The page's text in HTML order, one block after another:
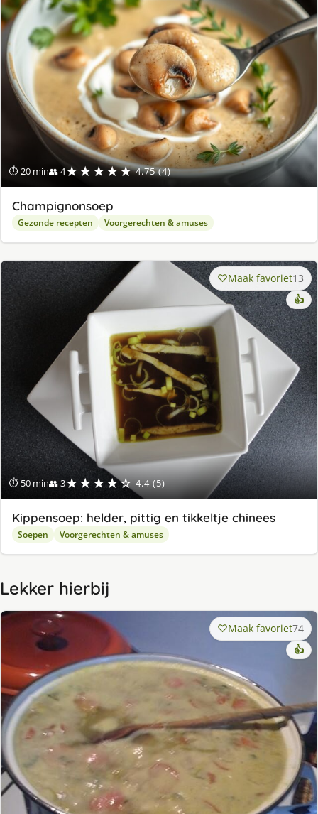
⏱ 20 min👥 4★★★★★ 4.75 (4)
Champignonsoep
Gezonde recepten Voorgerechten & amuses
⏱ 50 min👥 3★★★★☆ 4.4 (5)
Maak favoriet13
👍
Kippensoep: helder, pittig en tikkeltje chinees
Soepen Voorgerechten & amuses
Lekker hierbij
Maak favoriet74
👍